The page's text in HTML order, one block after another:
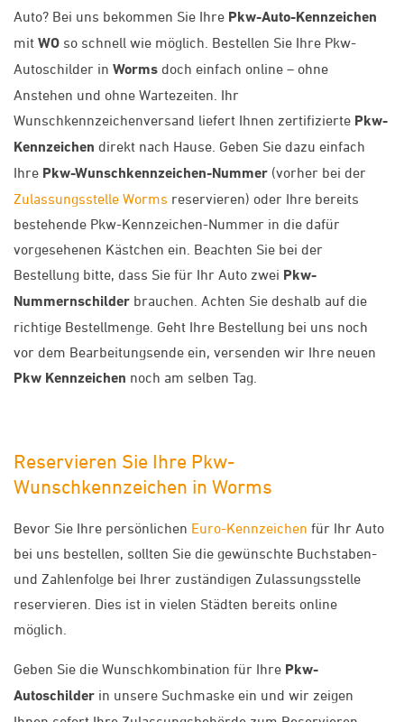
Auto? Bei uns bekommen Sie Ihre Pkw-Auto-Kennzeichen
mit WO so schnell wie möglich. Bestellen Sie Ihre Pkw-
Autoschilder in Worms doch einfach online – ohne
Anstehen und ohne Wartezeiten. Ihr
Wunschkennzeichenversand liefert Ihnen zertifizierte Pkw-
Kennzeichen direkt nach Hause. Geben Sie dazu einfach
Ihre Pkw-Wunschkennzeichen-Nummer (vorher bei der
Zulassungsstelle Worms reservieren) oder Ihre bereits
bestehende Pkw-Kennzeichen-Nummer in die dafür
vorgesehenen Kästchen ein. Beachten Sie bei der
Bestellung bitte, dass Sie für Ihr Auto zwei Pkw-
Nummernschilder brauchen. Achten Sie deshalb auf die
richtige Bestellmenge. Geht Ihre Bestellung bei uns noch
vor dem Bearbeitungsende ein, versenden wir Ihre neuen
Pkw Kennzeichen noch am selben Tag.
Reservieren Sie Ihre Pkw-
Wunschkennzeichen in Worms
Bevor Sie Ihre persönlichen Euro-Kennzeichen für Ihr Auto
bei uns bestellen, sollten Sie die gewünschte Buchstaben-
und Zahlenfolge bei Ihrer zuständigen Zulassungsstelle
reservieren. Dies ist in vielen Städten bereits online
möglich.
Geben Sie die Wunschkombination für Ihre Pkw-
Autoschilder in unsere Suchmaske ein und wir zeigen